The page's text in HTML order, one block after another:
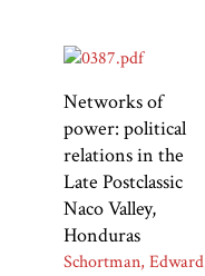
Networks of
power: political
relations in the
Late Postclassic
Naco Valley,
Honduras
Schortman, Edward